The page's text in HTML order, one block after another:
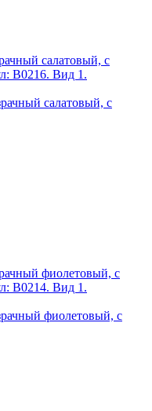
салатовый, с
фиолетовый, с